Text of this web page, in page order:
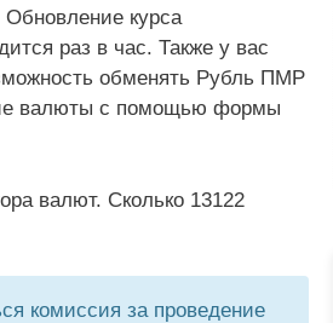
курса
раз в час. Также у вас
обменять Рубль ПМР
валюты с помощью формы
валют. Сколько 13122
комиссия за проведение